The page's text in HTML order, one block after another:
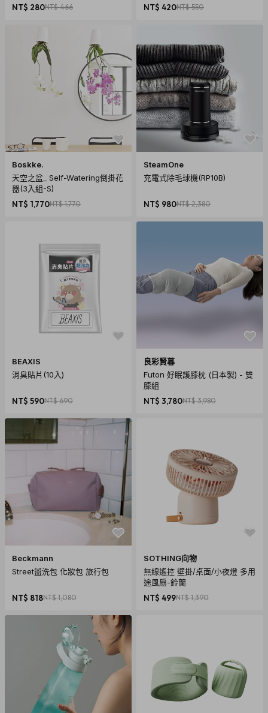
產地：日本美國設計，中國製造
材質：不鏽鋼
錶帶：高級小牛皮錶帶 (可隨意更換)
錶帶長度：225mm
錶盤顏色：銀色
機芯：日本Miyota 2035機芯
電池：SR626SW (3年預期使用期限)
防水裝置：3度防水 (100英尺 / 30米)
保固：非人為因素毀損，機芯保固2年
保養：錶面用拭淨布擦拭即可；布面錶帶可水洗清潔
1. 購買國際預購商品時，頁面依預計出貨日載明標示，請以預
計出貨日為主。
2. 商品從國外下單進口需經過以下程序：進出口報關、空運/海
運、當地物流出貨、各國節假日、天氣與人為…等各方面不可
預期之變數產生。若有上述變數產生，我們會在第一時間更新
國際預購商品最新訊息內的狀態與到貨日期。因突發不可抗拒
之因素，致使預購商品無法如預計時間出貨，citiesocial將保
NT$ 280NT$ 466 NT$ 420NT$ 550
Boskke.
天空之盆_ Self-Watering倒掛花
器(3入組-S)
NT$ 1,770NT$ 1,770
SteamOne
充電式除毛球機(RP10B)
NT$ 980NT$ 2,380
BEAXIS
消臭貼片(10入)
NT$ 590NT$ 690
良彩賢暮
Futon 好眠護膝枕 (日本製) - 雙
膝組
NT$ 3,780NT$ 3,980
Beckmann
Street盥洗包 化妝包 旅行包
NT$ 818NT$ 1,080
SOTHING向物
無線遙控 壁掛/桌面/小夜燈 多用
途風扇-鈴蘭
NT$ 499NT$ 1,390